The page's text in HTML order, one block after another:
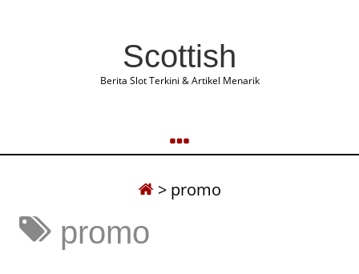
Scottish
Berita Slot Terkini & Artikel Menarik
> promo
promo